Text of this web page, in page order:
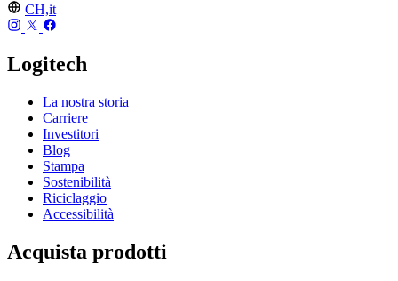
CH,it
Logitech
La nostra storia
Carriere
Investitori
Blog
Stampa
Sostenibilità
Riciclaggio
Accessibilità
Acquista prodotti